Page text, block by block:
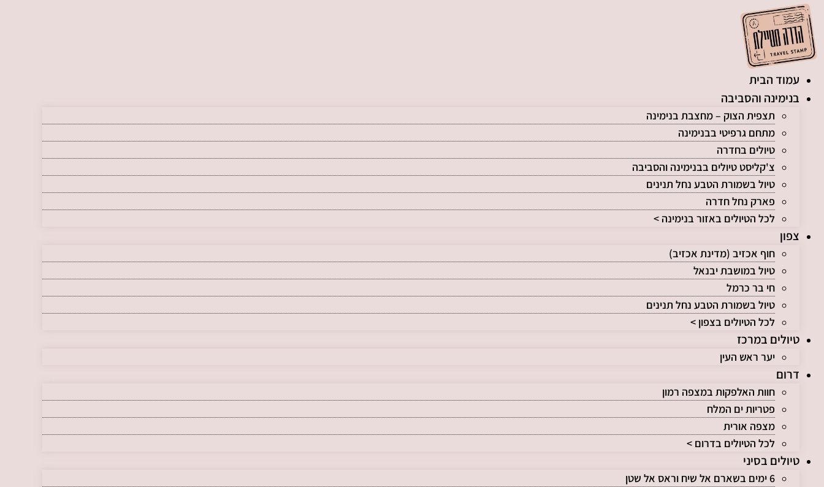
לתוכן
עמוד הבית
בנימינה והסביבה
תצפית הצוק – מחצבת בנימינה
מתחם גרפיטי בבנימינה
טיולים בחדרה
צ'קליסט טיולים בבנימינה והסביבה
טיול בשמורת הטבע נחל תנינים
פארק נחל חדרה
לכל הטיולים באזור בנימינה >
צפון
חוף אכזיב (מדינת אכזיב)
טיול במושבת יבנאל
חי בר כרמל
טיול בשמורת הטבע נחל תנינים
לכל הטיולים בצפון >
טיולים במרכז
יער ראש העין
דרום
חוות האלפקות במצפה רמון
פטריות ים המלח
מצפה אורית
לכל הטיולים בדרום >
טיולים בסיני
6 ימים בשארם אל שיח וראס אל שטן